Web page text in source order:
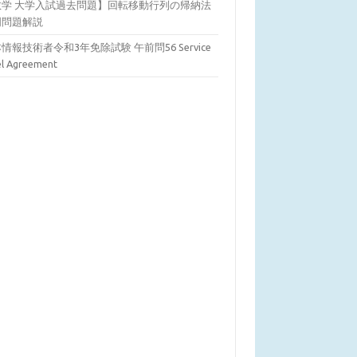
学 大学入試過去問題】回転移動行列の帰納法
題解説
報技術者令和3年免除試験 午前問56 Service
Agreement